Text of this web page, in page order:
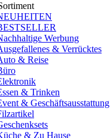
Werbung
& Verrücktes
& Reise
& Trinken
& Geschäftsausstattung
& Zu Hause